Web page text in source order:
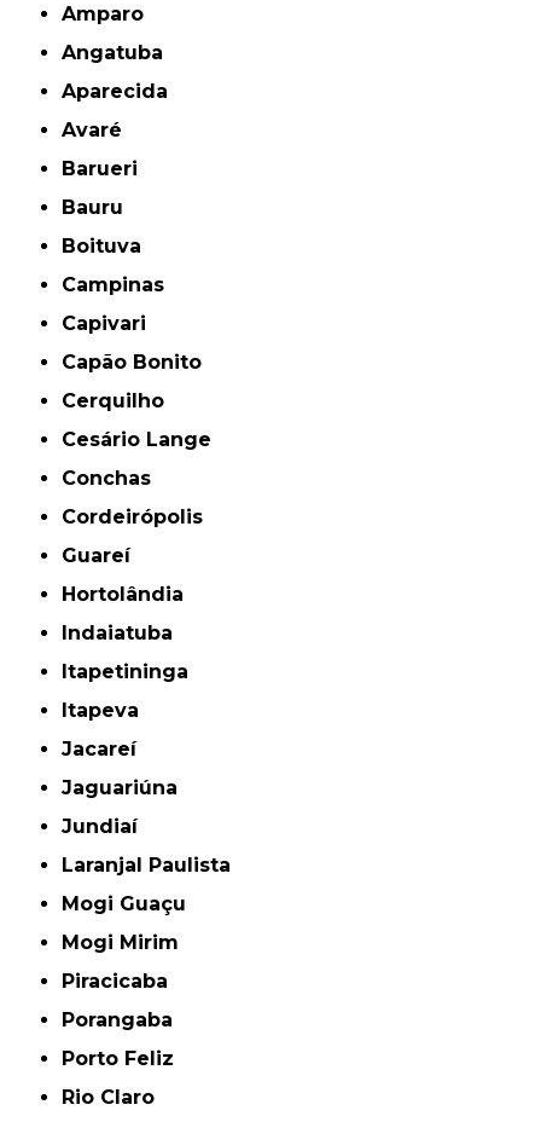
Amparo
Angatuba
Aparecida
Avaré
Barueri
Bauru
Boituva
Campinas
Capivari
Capão Bonito
Cerquilho
Cesário Lange
Conchas
Cordeirópolis
Guareí
Hortolândia
Indaiatuba
Itapetininga
Itapeva
Jacareí
Jaguariúna
Jundiaí
Laranjal Paulista
Mogi Guaçu
Mogi Mirim
Piracicaba
Porangaba
Porto Feliz
Rio Claro